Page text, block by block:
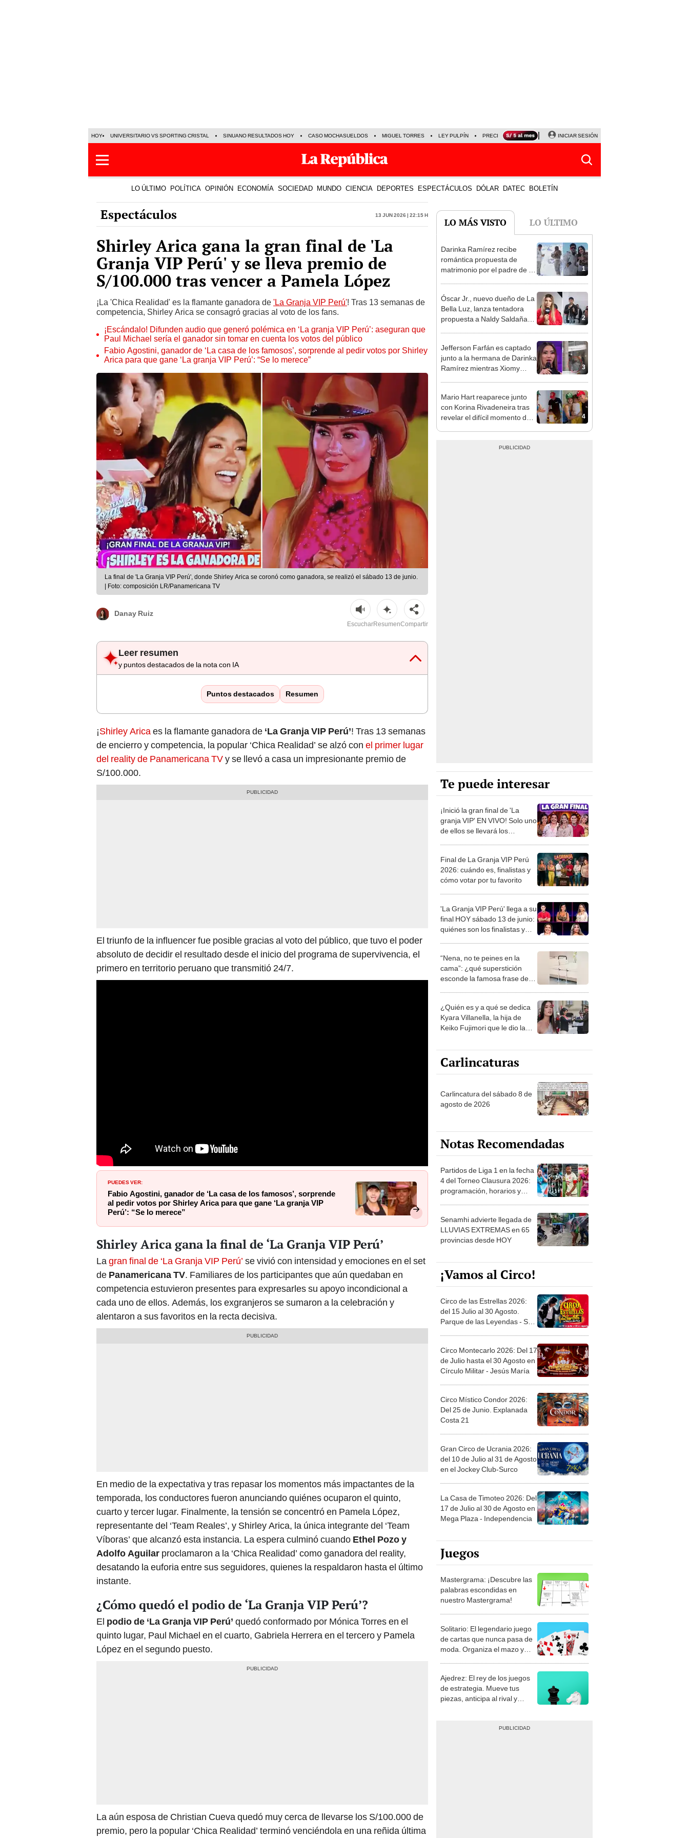
HOY UNIVERSITARIO VS SPORTING CRISTAL SINUANO RESULTADOS HOY CASO MOCHASUELDOS MIGUEL TORRES LEY PULPÍN PRECIO DEL DÓLAR CORTE DE LUZ VIERNES 7 DE AGOSTO
INICIAR SESIÓN
LO ÚLTIMO POLÍTICA OPINIÓN ECONOMÍA SOCIEDAD MUNDO CIENCIA DEPORTES ESPECTÁCULOS DÓLAR DATEC BOLETÍN
Espectáculos 13 Jun 2026 | 22:15 h
Shirley Arica gana la gran final de 'La
Granja VIP Perú' y se lleva premio de
S/100.000 tras vencer a Pamela López
¡La 'Chica Realidad' es la flamante ganadora de 'La Granja VIP Perú'! Tras 13 semanas de
competencia, Shirley Arica se consagró gracias al voto de los fans.
¡Escándalo! Difunden audio que generó polémica en ‘La granja VIP Perú’: aseguran que
Paul Michael sería el ganador sin tomar en cuenta los votos del público
Fabio Agostini, ganador de ‘La casa de los famosos’, sorprende al pedir votos por Shirley
Arica para que gane ‘La granja VIP Perú’: “Se lo merece”
La final de 'La Granja VIP Perú', donde Shirley Arica se coronó como ganadora, se realizó el sábado 13 de junio.
| Foto: composición LR/Panamericana TV
Danay Ruiz
EscucharResumenCompartir
Leer resumen
y puntos destacados de la nota con IA
Puntos destacados Resumen
¡Shirley Aricaes la flamante ganadora de ‘La Granja VIP Perú’! Tras 13 semanas
de encierro y competencia, la popular ‘Chica Realidad’ se alzó con el primer lugar
del reality de Panamericana TVy se llevó a casa un impresionante premio de
S/100.000.
El triunfo de la influencer fue posible gracias al voto del público, que tuvo el poder
absoluto de decidir el resultado desde el inicio del programa de supervivencia, el
primero en territorio peruano que transmitió 24/7.
PUEDES VER:
Fabio Agostini, ganador de ‘La casa de los famosos’, sorprende
al pedir votos por Shirley Arica para que gane ‘La granja VIP
Perú’: “Se lo merece”
Shirley Arica gana la final de ‘La Granja VIP Perú’
La gran final de ‘La Granja VIP Perú’ se vivió con intensidad y emociones en el set
de Panamericana TV. Familiares de los participantes que aún quedaban en
competencia estuvieron presentes para expresarles su apoyo incondicional a
cada uno de ellos. Además, los exgranjeros se sumaron a la celebración y
alentaron a sus favoritos en la recta decisiva.
En medio de la expectativa y tras repasar los momentos más impactantes de la
temporada, los conductores fueron anunciando quiénes ocuparon el quinto,
cuarto y tercer lugar. Finalmente, la tensión se concentró en Pamela López,
representante del ‘Team Reales’, y Shirley Arica, la única integrante del ‘Team
Víboras’ que alcanzó esta instancia. La espera culminó cuando Ethel Pozo y
Adolfo Aguilar proclamaron a la ‘Chica Realidad’ como ganadora del reality,
desatando la euforia entre sus seguidores, quienes la respaldaron hasta el último
instante.
¿Cómo quedó el podio de ‘La Granja VIP Perú’?
El podio de ‘La Granja VIP Perú’ quedó conformado por Mónica Torres en el
quinto lugar, Paul Michael en el cuarto, Gabriela Herrera en el tercero y Pamela
López en el segundo puesto.
La aún esposa de Christian Cueva quedó muy cerca de llevarse los S/100.000 de
premio, pero la popular ‘Chica Realidad’ terminó venciéndola en una reñida última
LO MÁS VISTO LO ÚLTIMO
1
Darinka Ramírez recibe
romántica propuesta de
matrimonio por el padre de su
2
Óscar Jr., nuevo dueño de La
Bella Luz, lanza tentadora
propuesta a Naldy Saldaña
tipo de ley”
3
Jefferson Farfán es captado
junto a la hermana de Darinka
Ramírez mientras Xiomy
4
Mario Hart reaparece junto
con Korina Rivadeneira tras
revelar el difícil momento de
Te puede interesar
¡Inició la gran final de 'La
granja VIP' EN VIVO! Solo uno
de ellos se llevará los
Final de La Granja VIP Perú
2026: cuándo es, finalistas y
cómo votar por tu favorito
'La Granja VIP Perú' llega a su
final HOY sábado 13 de junio:
quiénes son los finalistas y
“Nena, no te peines en la
cama”: ¿qué superstición
esconde la famosa frase de
¿Quién es y a qué se dedica
Kyara Villanella, la hija de
Keiko Fujimori que le dio la
Carlincaturas
Carlincatura del sábado 8 de
agosto de 2026
Notas Recomendadas
Partidos de Liga 1 en la fecha
4 del Torneo Clausura 2026:
programación, horarios y
Senamhi advierte llegada de
LLUVIAS EXTREMAS en 65
provincias desde HOY
¡Vamos al Circo!
Circo de las Estrellas 2026:
del 15 Julio al 30 Agosto.
Parque de las Leyendas - San
Circo Montecarlo 2026: Del 17
de Julio hasta el 30 Agosto en
Círculo Militar - Jesús María
Circo Místico Condor 2026:
Del 25 de Junio. Explanada
Costa 21
Gran Circo de Ucrania 2026:
del 10 de Julio al 31 de Agosto
en el Jockey Club-Surco
La Casa de Timoteo 2026: Del
17 de Julio al 30 de Agosto en
Mega Plaza - Independencia
Juegos
Mastergrama: ¡Descubre las
palabras escondidas en
nuestro Mastergrama!
Solitario: El legendario juego
de cartas que nunca pasa de
moda. Organiza el mazo y
Ajedrez: El rey de los juegos
de estrategia. Mueve tus
piezas, anticipa al rival y